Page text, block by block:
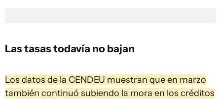
Las tasas todavía no bajan
Los datos de la CENDEU muestran que en marzo
también continuó subiendo la mora en los créditos